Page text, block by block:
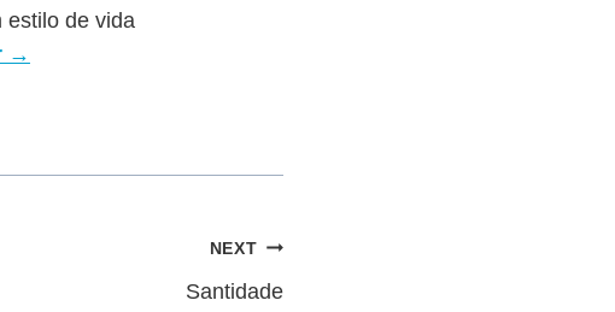
estilo de vida
→
NEXT
Santidade